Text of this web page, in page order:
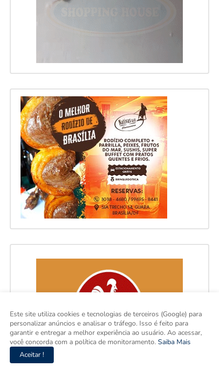
Este site utiliza cookies e tecnologias de terceiros (Google) para
personalizar anúncios e analisar o tráfego. Isso é feito para
garantir e entregar a melhor experiência ao usuário. Ao acessar,
você concorda com a política de monitoramento. Saiba Mais
Aceitar !